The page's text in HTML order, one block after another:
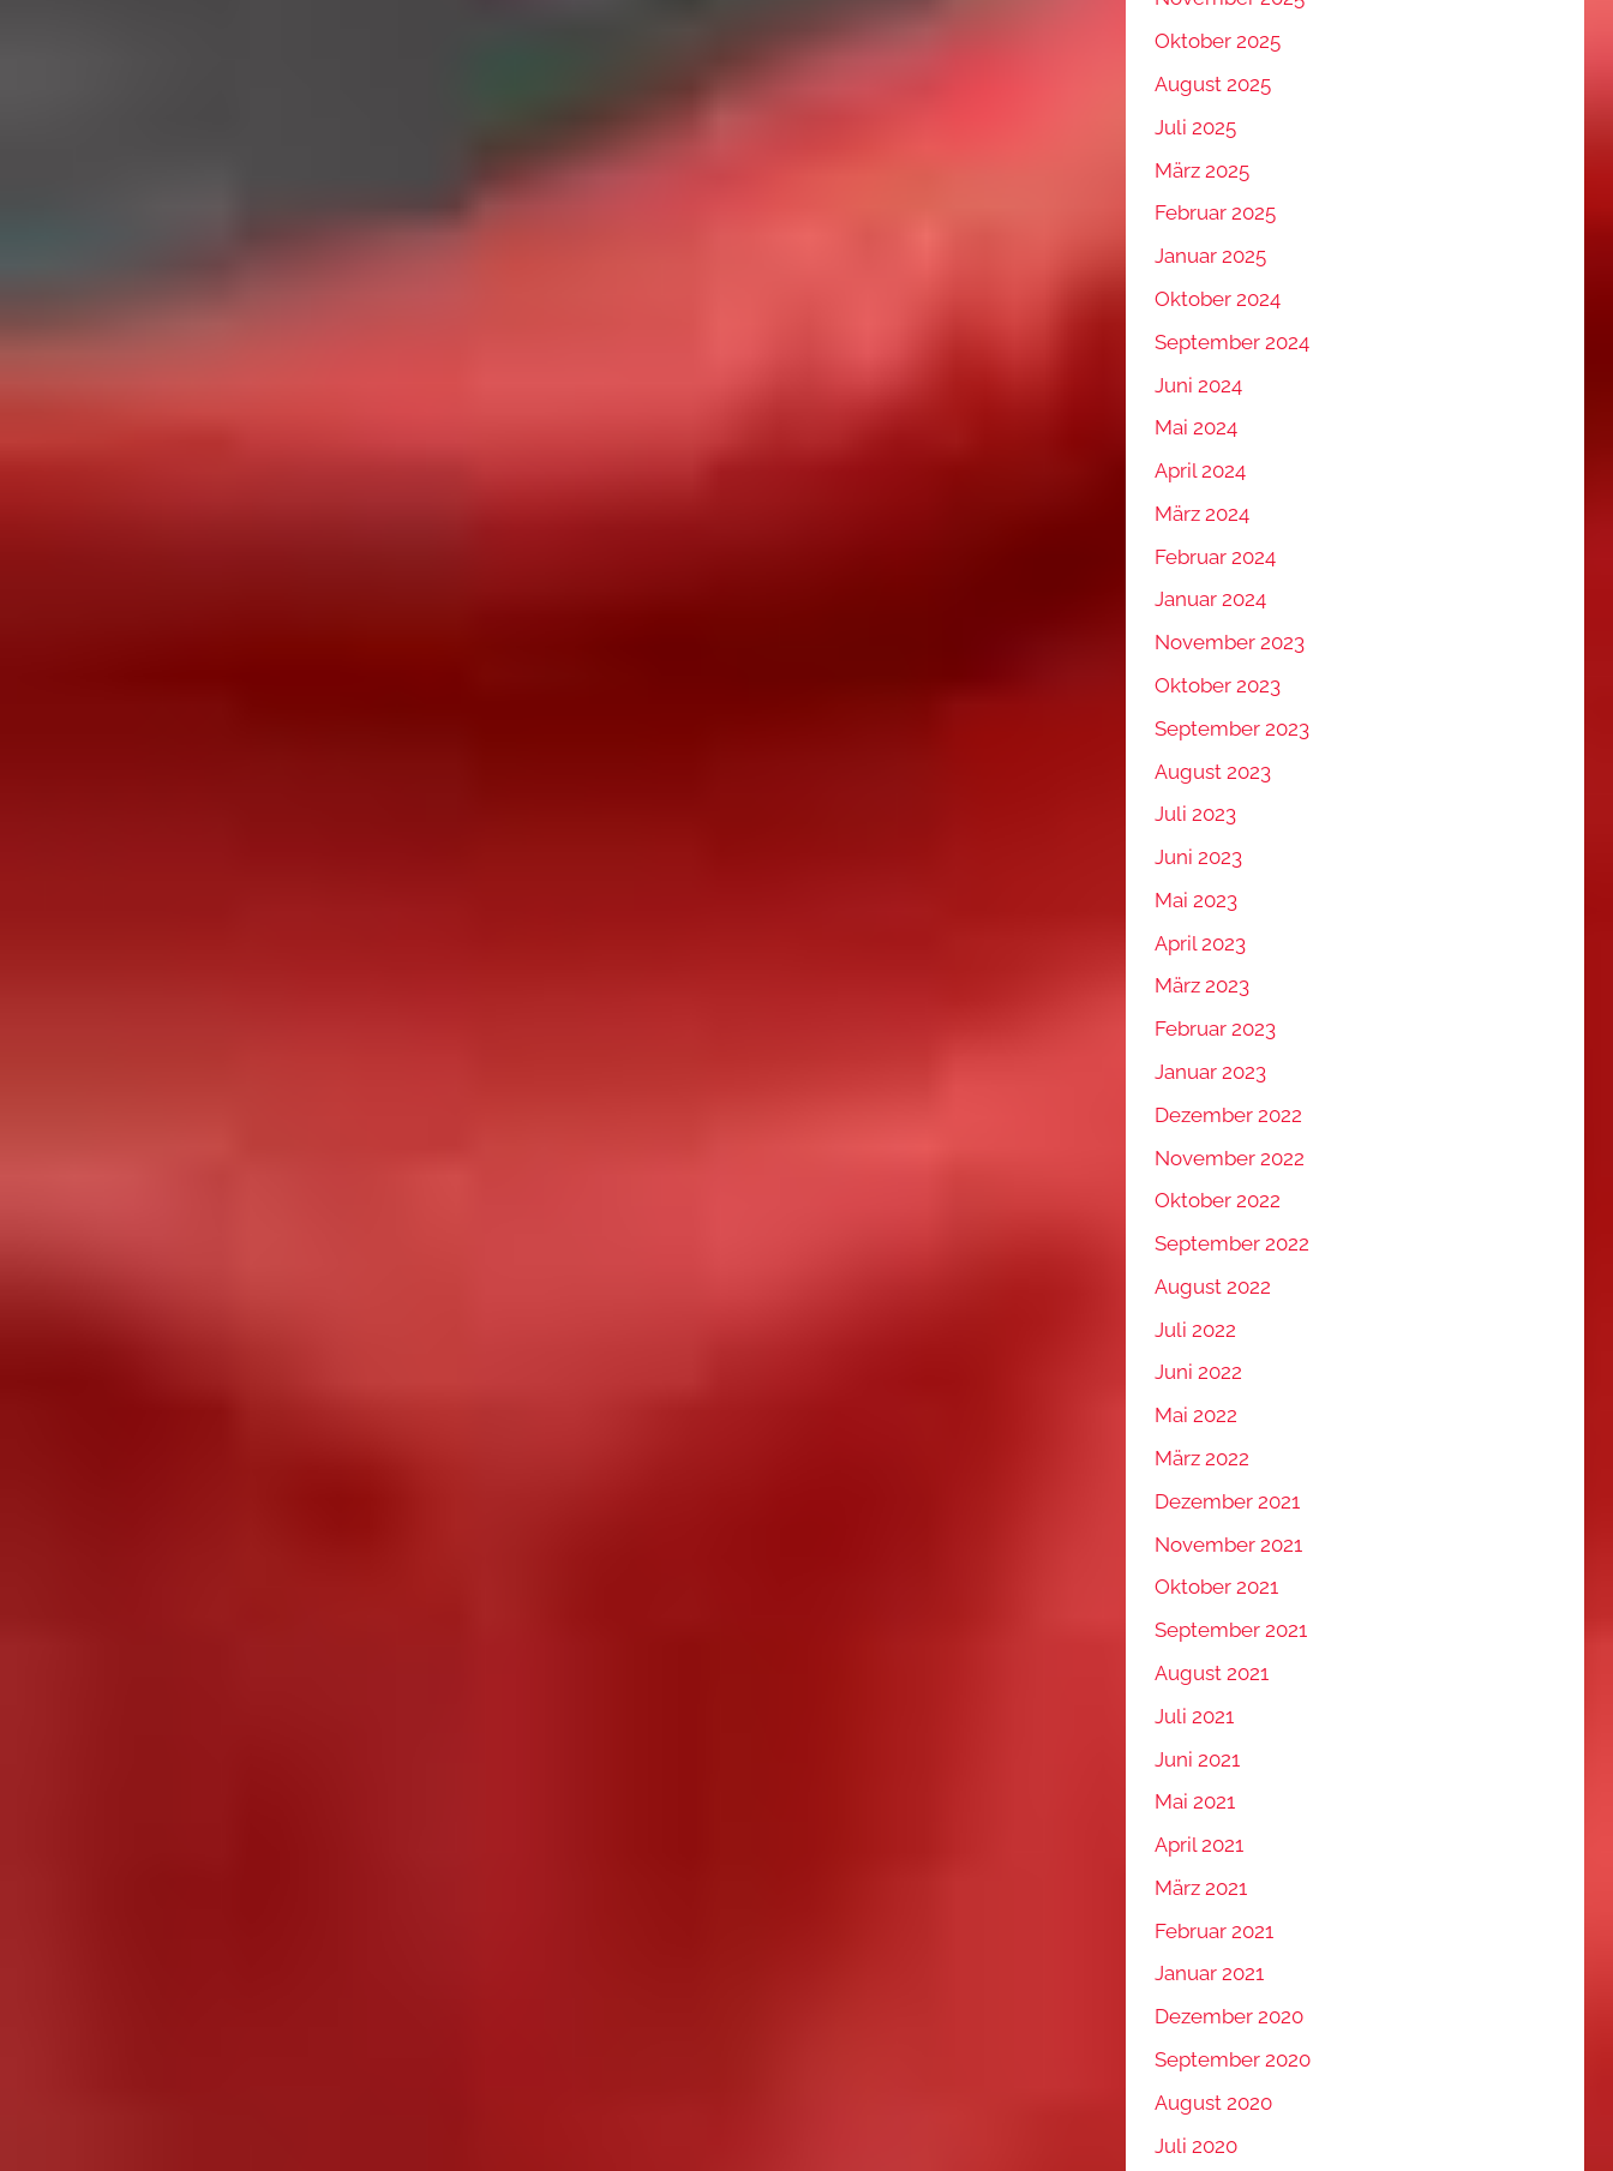
Oktober 2025
August 2025
Juli 2025
März 2025
Februar 2025
Januar 2025
Oktober 2024
September 2024
Juni 2024
Mai 2024
April 2024
März 2024
Februar 2024
Januar 2024
November 2023
Oktober 2023
September 2023
August 2023
Juli 2023
Juni 2023
Mai 2023
April 2023
März 2023
Februar 2023
Januar 2023
Dezember 2022
November 2022
Oktober 2022
September 2022
August 2022
Juli 2022
Juni 2022
Mai 2022
März 2022
Dezember 2021
November 2021
Oktober 2021
September 2021
August 2021
Juli 2021
Juni 2021
Mai 2021
April 2021
März 2021
Februar 2021
Januar 2021
Dezember 2020
September 2020
August 2020
Juli 2020